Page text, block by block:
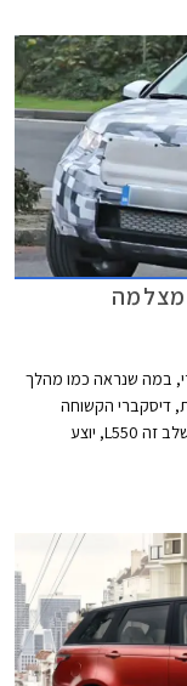
במה שנראה כמו מהלך
דיסקברי הקשוחה
ומכוונת שטח וריינג' רובר היוקרתית. הדגם, שמכונה בשלב זה L550, יוצע